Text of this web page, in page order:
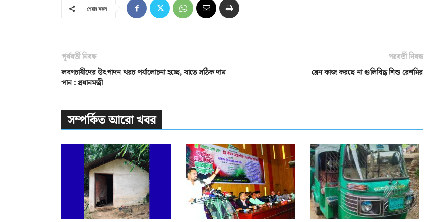
শেয়ার করুন
পূর্ববর্তী নিবন্ধ
লবণচাষীদের উৎপাদন খরচ পর্যালোচনা হচ্ছে, যাতে সঠিক দাম
পান : প্রধানমন্ত্রী
পরবর্তী নিবন্ধ
ব্রেন কাজ করছে না গুলিবিদ্ধ শিশু রেশমির
সম্পর্কিত আরো খবর